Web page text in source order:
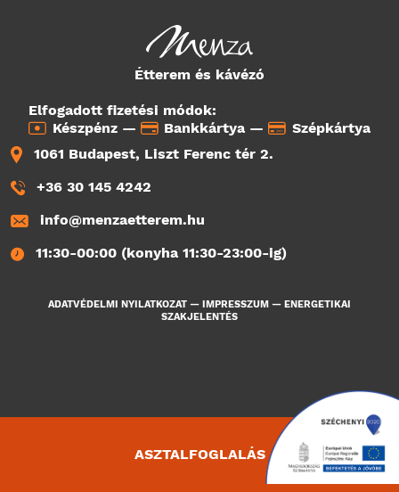
Étterem és kávézó
Elfogadott fizetési módok:
Készpénz —
Bankkártya —
Szépkártya
1061 Budapest, Liszt Ferenc tér 2.
+36 30 145 4242
info@menzaetterem.hu
11:30-00:00 (konyha 11:30-23:00-ig)
ADATVÉDELMI NYILATKOZAT — IMPRESSZUM — ENERGETIKAI
SZAKJELENTÉS
ASZTALFOGLALÁS